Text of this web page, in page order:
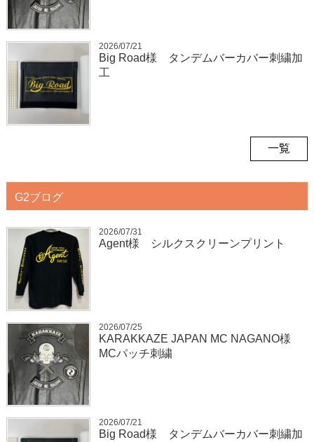
2026/07/21
Big Road様 タンデムバーカバー刺繍加
工
一覧
G2ブログ
2026/07/31
Agent様 シルクスクリーンプリント
2026/07/25
KARAKKAZE JAPAN MC NAGANO様
MCパッチ刺繍
2026/07/21
Big Road様 タンデムバーカバー刺繍加